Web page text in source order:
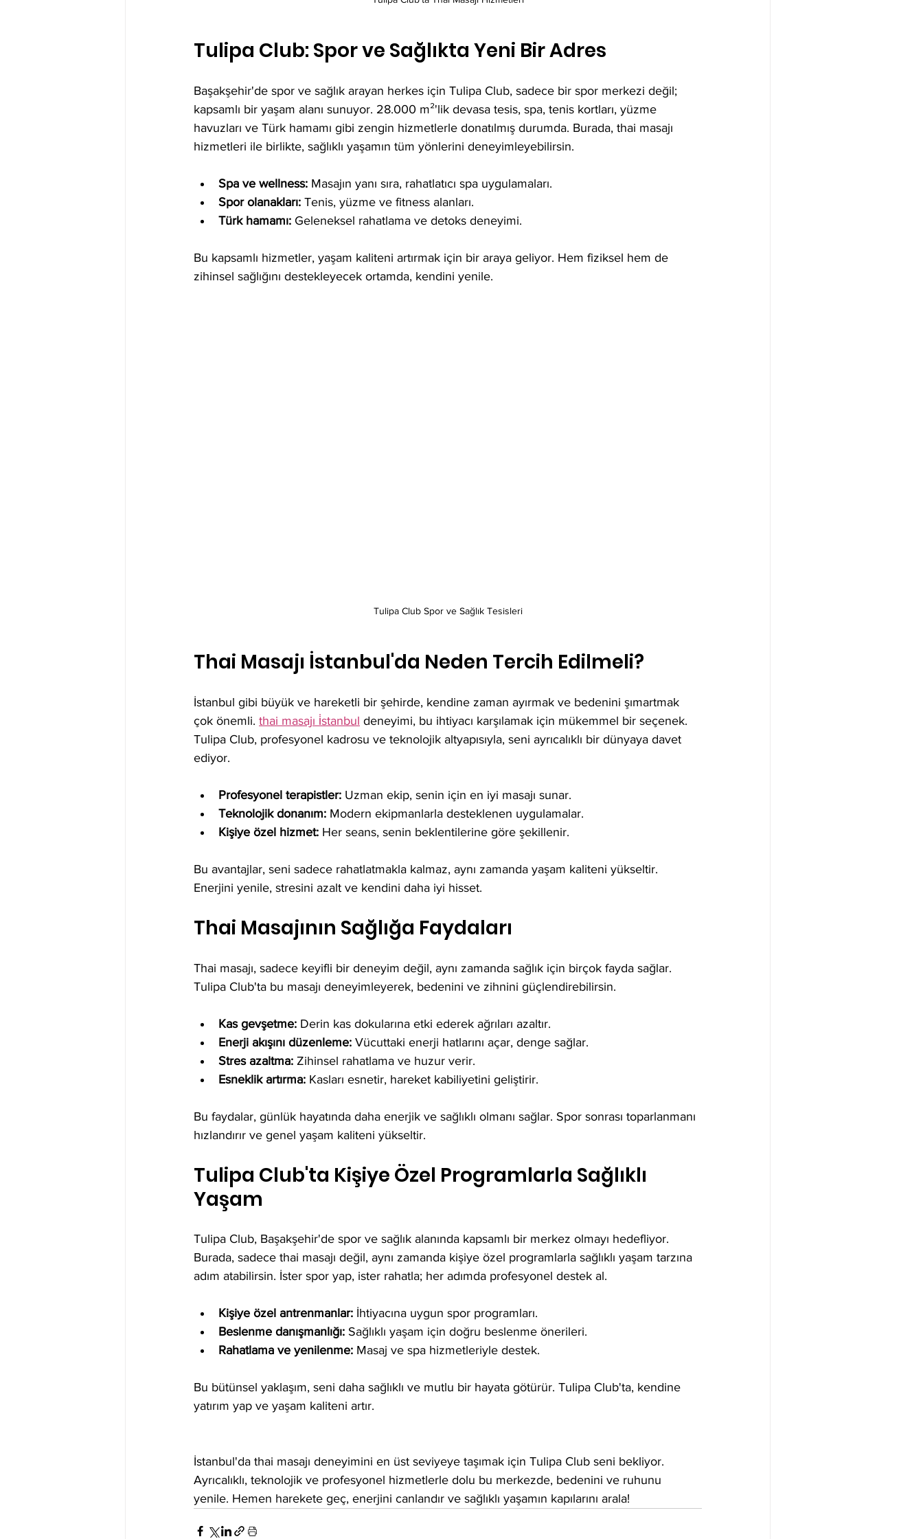
Tulipa Club: Spor ve Sağlıkta Yeni Bir Adres
Başakşehir'de spor ve sağlık arayan herkes için Tulipa Club, sadece bir spor merkezi değil;
kapsamlı bir yaşam alanı sunuyor. 28.000 m²'lik devasa tesis, spa, tenis kortları, yüzme
havuzları ve Türk hamamı gibi zengin hizmetlerle donatılmış durumda. Burada, thai masajı
hizmetleri ile birlikte, sağlıklı yaşamın tüm yönlerini deneyimleyebilirsin.
Spa ve wellness: Masajın yanı sıra, rahatlatıcı spa uygulamaları.
Spor olanakları: Tenis, yüzme ve fitness alanları.
Türk hamamı: Geleneksel rahatlama ve detoks deneyimi.
Bu kapsamlı hizmetler, yaşam kaliteni artırmak için bir araya geliyor. Hem fiziksel hem de
zihinsel sağlığını destekleyecek ortamda, kendini yenile.
Tulipa Club Spor ve Sağlık Tesisleri
Thai Masajı İstanbul'da Neden Tercih Edilmeli?
İstanbul gibi büyük ve hareketli bir şehirde, kendine zaman ayırmak ve bedenini şımartmak
çok önemli. thai masajı i̇stanbul deneyimi, bu ihtiyacı karşılamak için mükemmel bir seçenek.
Tulipa Club, profesyonel kadrosu ve teknolojik altyapısıyla, seni ayrıcalıklı bir dünyaya davet
ediyor.
Profesyonel terapistler: Uzman ekip, senin için en iyi masajı sunar.
Teknolojik donanım: Modern ekipmanlarla desteklenen uygulamalar.
Kişiye özel hizmet: Her seans, senin beklentilerine göre şekillenir.
Bu avantajlar, seni sadece rahatlatmakla kalmaz, aynı zamanda yaşam kaliteni yükseltir.
Enerjini yenile, stresini azalt ve kendini daha iyi hisset.
Thai Masajının Sağlığa Faydaları
Thai masajı, sadece keyifli bir deneyim değil, aynı zamanda sağlık için birçok fayda sağlar.
Tulipa Club'ta bu masajı deneyimleyerek, bedenini ve zihnini güçlendirebilirsin.
Kas gevşetme: Derin kas dokularına etki ederek ağrıları azaltır.
Enerji akışını düzenleme: Vücuttaki enerji hatlarını açar, denge sağlar.
Stres azaltma: Zihinsel rahatlama ve huzur verir.
Esneklik artırma: Kasları esnetir, hareket kabiliyetini geliştirir.
Bu faydalar, günlük hayatında daha enerjik ve sağlıklı olmanı sağlar. Spor sonrası toparlanmanı
hızlandırır ve genel yaşam kaliteni yükseltir.
Tulipa Club'ta Kişiye Özel Programlarla Sağlıklı
Yaşam
Tulipa Club, Başakşehir'de spor ve sağlık alanında kapsamlı bir merkez olmayı hedefliyor.
Burada, sadece thai masajı değil, aynı zamanda kişiye özel programlarla sağlıklı yaşam tarzına
adım atabilirsin. İster spor yap, ister rahatla; her adımda profesyonel destek al.
Kişiye özel antrenmanlar: İhtiyacına uygun spor programları.
Beslenme danışmanlığı: Sağlıklı yaşam için doğru beslenme önerileri.
Rahatlama ve yenilenme: Masaj ve spa hizmetleriyle destek.
Bu bütünsel yaklaşım, seni daha sağlıklı ve mutlu bir hayata götürür. Tulipa Club'ta, kendine
yatırım yap ve yaşam kaliteni artır.
İstanbul'da thai masajı deneyimini en üst seviyeye taşımak için Tulipa Club seni bekliyor.
Ayrıcalıklı, teknolojik ve profesyonel hizmetlerle dolu bu merkezde, bedenini ve ruhunu
yenile. Hemen harekete geç, enerjini canlandır ve sağlıklı yaşamın kapılarını arala!